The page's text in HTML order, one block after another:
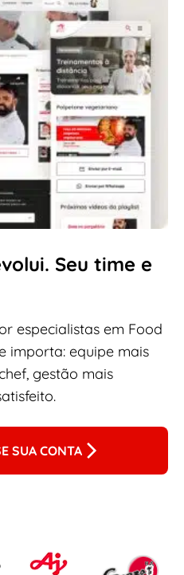
Seu time e
especialistas em Food
importa: equipe mais
gestão mais
SUA CONTA